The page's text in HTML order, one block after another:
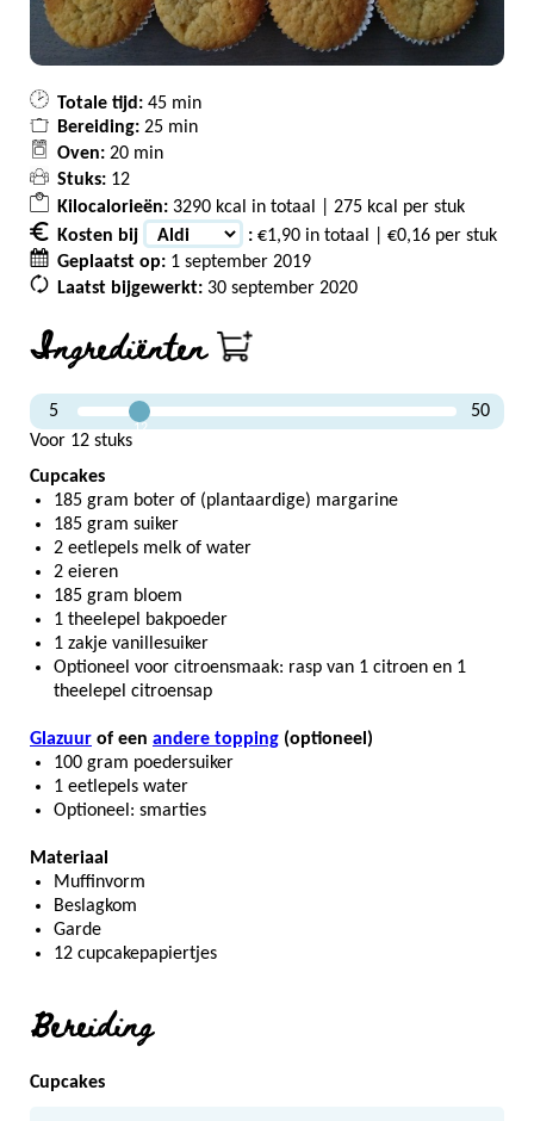
Totale tijd: 45 min
Bereiding: 25 min
Oven: 20 min
Stuks: 12
Kilocalorieën: 3290 kcal in totaal | 275 kcal per stuk
Kosten bij
: €1,90 in totaal | €0,16 per stuk
Geplaatst op: 1 september 2019
Laatst bijgewerkt: 30 september 2020
Ingrediënten
5
12
50
Voor 12 stuks
Cupcakes
185 gram boter of (plantaardige) margarine
185 gram suiker
2 eetlepels melk of water
2 eieren
185 gram bloem
1 theelepel bakpoeder
1 zakje vanillesuiker
Optioneel voor citroensmaak: rasp van 1 citroen en 1
theelepel citroensap
Glazuur of een andere topping (optioneel)
100 gram poedersuiker
1 eetlepels water
Optioneel: smarties
Materiaal
Muffinvorm
Beslagkom
Garde
12 cupcakepapiertjes
Bereiding
Cupcakes